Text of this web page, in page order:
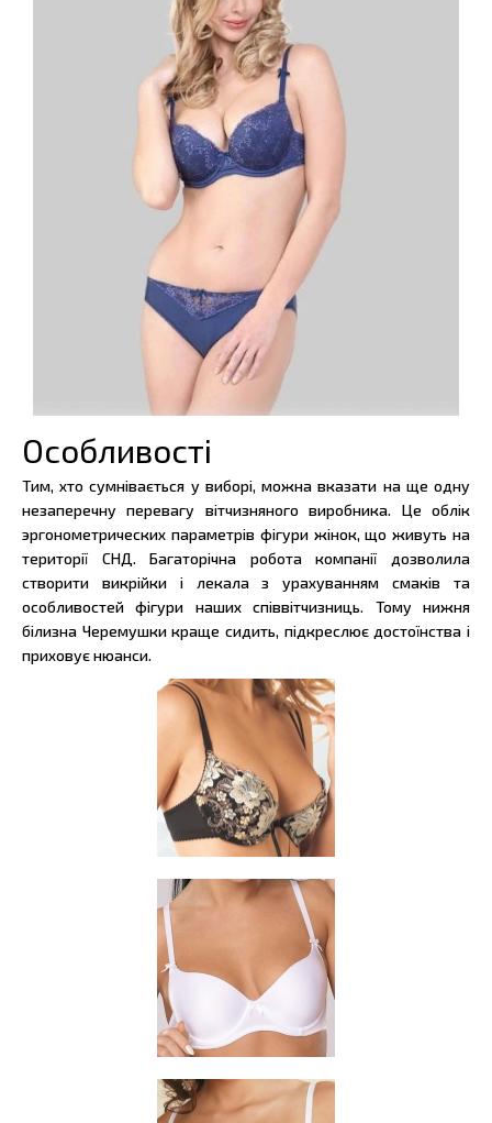
Особливості
Тим, хто сумнівається у виборі, можна вказати на ще одну
незаперечну перевагу вітчизняного виробника. Це облік
эргонометрических параметрів фігури жінок, що живуть на
території СНД. Багаторічна робота компанії дозволила
створити викрійки і лекала з урахуванням смаків та
особливостей фігури наших співвітчизниць. Тому нижня
білизна Черемушки краще сидить, підкреслює достоїнства і
приховує нюанси.